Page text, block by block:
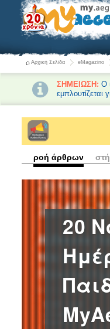
Αρχική Σελίδα eMagazino
ΣΗΜΕΙΩΣΗ: Ο
εμπλουτίζεται
ροή άρθρων
20